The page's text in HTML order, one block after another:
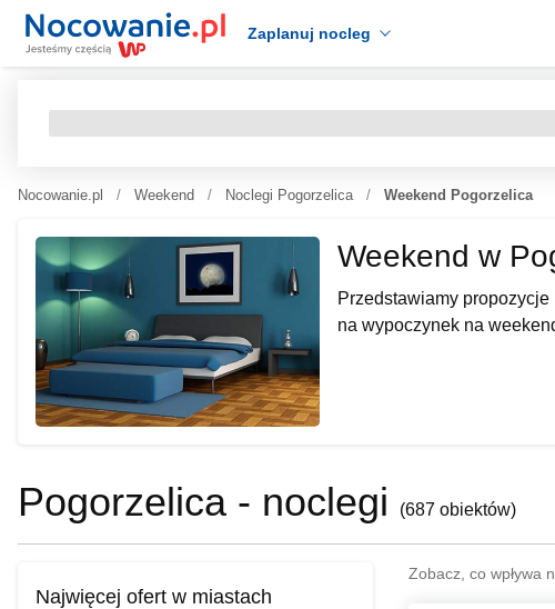
Zaplanuj nocleg
Nocowanie.pl Weekend Noclegi Pogorzelica Weekend Pogorzelica
Weekend w
Przedstawiamy
na wypoczynek na
Pogorzelica - noclegi (687 obiektów)
Zobacz, co wpływa
Najwięcej ofert w miastach